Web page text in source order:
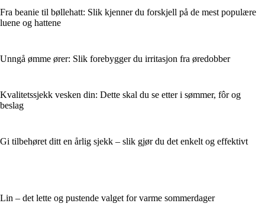
Fra beanie til bøllehatt: Slik kjenner du forskjell på de mest populære
luene og hattene
Unngå ømme ører: Slik forebygger du irritasjon fra øredobber
Kvalitetssjekk vesken din: Dette skal du se etter i sømmer, fôr og
beslag
Gi tilbehøret ditt en årlig sjekk – slik gjør du det enkelt og effektivt
Lin – det lette og pustende valget for varme sommerdager